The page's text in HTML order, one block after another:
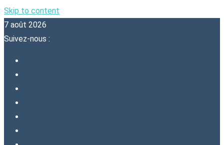
Skip to content
7 août 2026
Suivez-nous :